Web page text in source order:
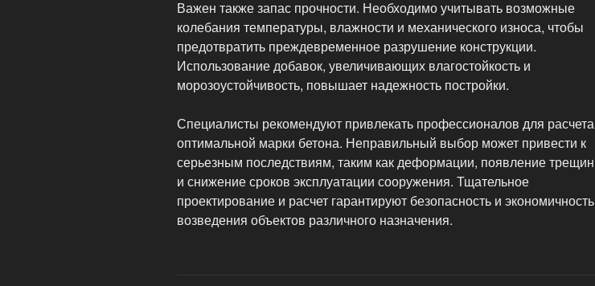
Важен также запас прочности. Необходимо учитывать возможные
колебания температуры, влажности и механического износа, чтобы
предотвратить преждевременное разрушение конструкции.
Использование добавок, увеличивающих влагостойкость и
морозоустойчивость, повышает надежность постройки.
Специалисты рекомендуют привлекать профессионалов для расчета
оптимальной марки бетона. Неправильный выбор может привести к
серьезным последствиям, таким как деформации, появление трещин
и снижение сроков эксплуатации сооружения. Тщательное
проектирование и расчет гарантируют безопасность и экономичность
возведения объектов различного назначения.